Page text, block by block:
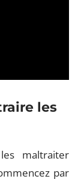
les
maltraiter
par